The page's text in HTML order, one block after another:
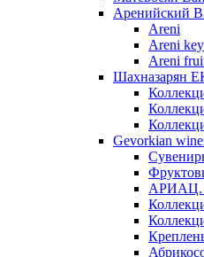
Аренийский
Areni
Areni key
Areni
Шахназарян
Gevorkian